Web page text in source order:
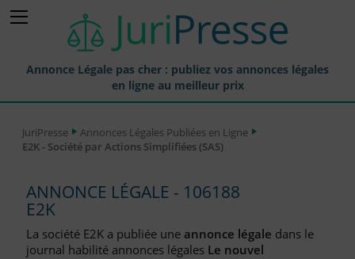
Annonce Légale pas cher : publiez vos annonces légales
en ligne au meilleur prix
Annonces Légales Publiées
Journaux Habilités (JAL) Annonces Légales
Départements pour la Publication d'Annonces Légales
JuriPresse
Annonces Légales Publiées en Ligne
E2K - Société par Actions Simplifiées (SAS)
ANNONCE LÉGALE - 106188
E2K
La société E2K a publiée une annonce légale dans le
journal habilité annonces légales Le nouvel